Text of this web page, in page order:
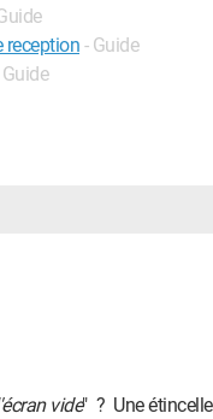
reception - Guide
Guide
vide" ? Une